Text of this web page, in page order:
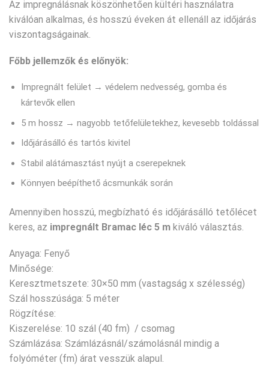
Az impregnálásnak köszönhetően kültéri használatra
kiválóan alkalmas, és hosszú éveken át ellenáll az időjárás
viszontagságainak.
Főbb jellemzők és előnyök:
Impregnált felület → védelem nedvesség, gomba és
kártevők ellen
5 m hossz → nagyobb tetőfelületekhez, kevesebb toldással
Időjárásálló és tartós kivitel
Stabil alátámasztást nyújt a cserepeknek
Könnyen beépíthető ácsmunkák során
Amennyiben hosszú, megbízható és időjárásálló tetőlécet
keres, az impregnált Bramac léc 5 m kiváló választás.
Anyaga: Fenyő
Minősége:
Keresztmetszete: 30×50 mm (vastagság x szélesség)
Szál hosszúsága: 5 méter
Rögzítése:
Kiszerelése: 10 szál (40 fm) / csomag
Számlázása: Számlázásnál/számolásnál mindig a
folyóméter (fm) árat vesszük alapul.